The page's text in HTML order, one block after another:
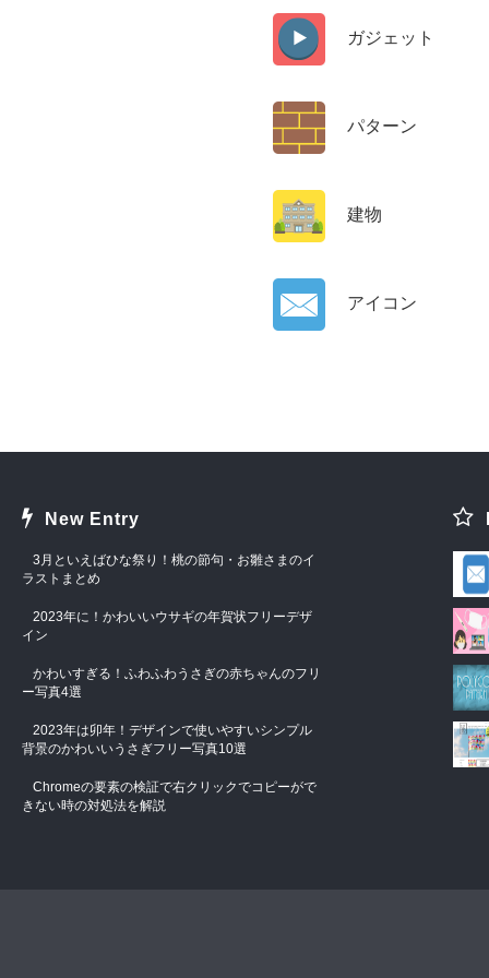
ガジェット
パターン
建物
アイコン
New Entry
3月といえばひな祭り！桃の節句・お雛さまのイ
ラストまとめ
2023年に！かわいいウサギの年賀状フリーデザ
イン
かわいすぎる！ふわふわうさぎの赤ちゃんのフリ
ー写真4選
2023年は卯年！デザインで使いやすいシンプル
背景のかわいいうさぎフリー写真10選
Chromeの要素の検証で右クリックでコピーがで
きない時の対処法を解説